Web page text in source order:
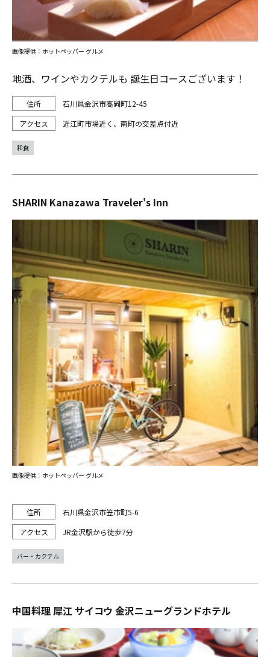
地酒、ワインやカクテルも 誕生日コースございます！
石川県金沢市高岡町12-45
近江町市場近く、南町の交差点付近
画像提供：ホットペッパー グルメ
和食
SHARIN Kanazawa Traveler's Inn
石川県金沢市笠市町5-6
JR金沢駅から徒歩7分
画像提供：ホットペッパー グルメ
バー・カクテル
中国料理 犀江 サイコウ 金沢ニューグランドホテル